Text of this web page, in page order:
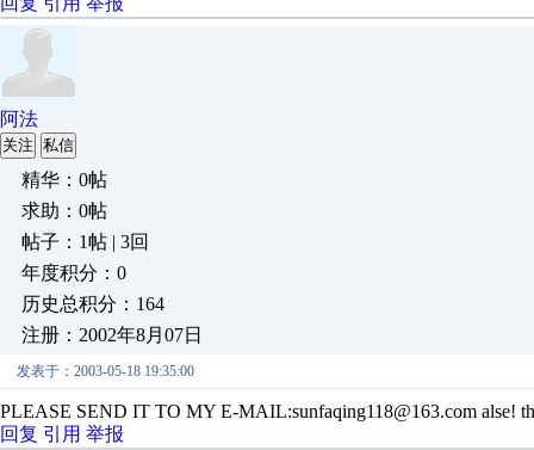
阿法
关注 私信
精华：0帖
求助：0帖
帖子：1帖 | 3回
年度积分：0
历史总积分：164
注册：2002年8月07日
发表于：2003-05-18 19:35:00
PLEASE SEND IT TO MY E-MAIL:sunfaqing118@163.com alse!
回复 引用 举报